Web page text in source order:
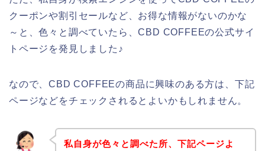
クーポンや割引セールなど、お得な情報がないのかな
～と、色々と調べていたら、CBD COFFEEの公式サイ
トページを発見しました♪
なので、CBD COFFEEの商品に興味のある方は、下記
ページなどをチェックされるとよいかもしれません。
私自身が色々と調べた所、下記ページよ